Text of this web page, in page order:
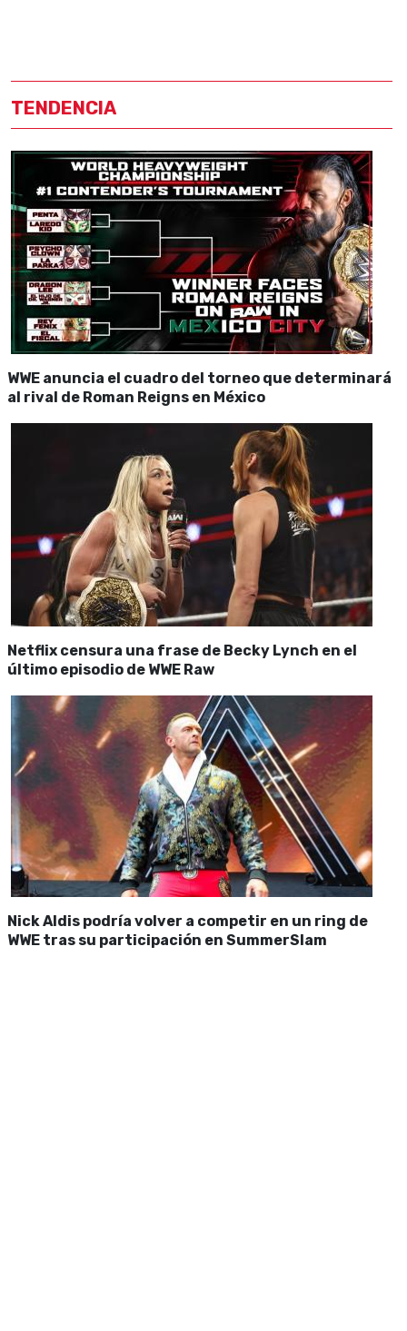
TENDENCIA
WWE anuncia el cuadro del torneo que determinará
al rival de Roman Reigns en México
Netflix censura una frase de Becky Lynch en el
último episodio de WWE Raw
Nick Aldis podría volver a competir en un ring de
WWE tras su participación en SummerSlam